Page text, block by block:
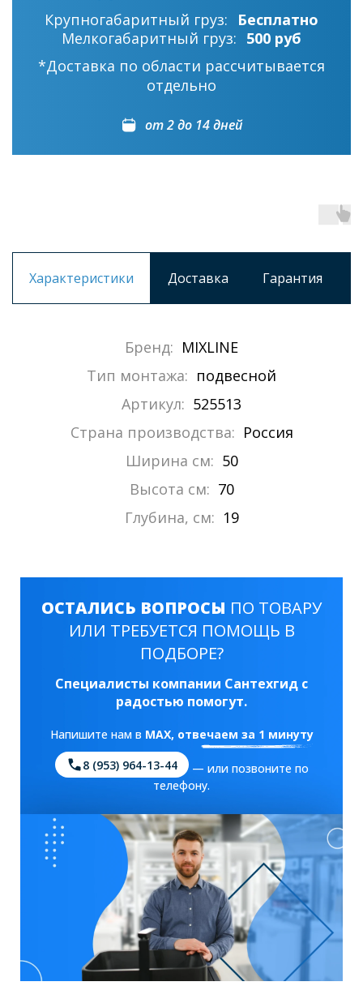
Крупногабаритный груз:
Бесплатно
Мелкогабаритный груз: 500 руб
*Доставка по области рассчитывается
отдельно
от 2 до 14 дней
Характеристики Доставка Гарантия
Бренд: MIXLINE
Тип монтажа: подвесной
Артикул: 525513
Страна производства: Россия
Ширина см: 50
Высота см: 70
Глубина, см: 19
ОСТАЛИСЬ ВОПРОСЫ ПО ТОВАРУ
ИЛИ ТРЕБУЕТСЯ ПОМОЩЬ В
ПОДБОРЕ?
Специалисты компании Сантехгид с
радостью помогут.
Напишите нам в MAX, отвечаем за 1 минуту
8 (953) 964-13-44
— или позвоните по
телефону.